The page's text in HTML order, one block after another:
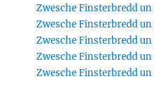
Zwesche Finsterbredd un
Zwesche Finsterbredd un
Zwesche Finsterbredd un
Zwesche Finsterbredd un
Zwesche Finsterbredd un